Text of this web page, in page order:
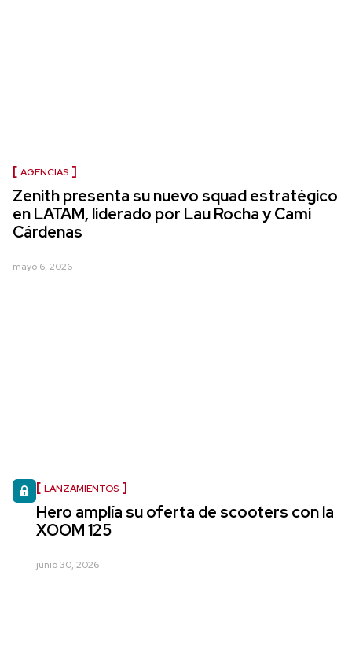
AGENCIAS
Zenith presenta su nuevo squad estratégico
en LATAM, liderado por Lau Rocha y Cami
Cárdenas
mayo 6, 2026
LANZAMIENTOS
Hero amplía su oferta de scooters con la
XOOM 125
junio 30, 2026